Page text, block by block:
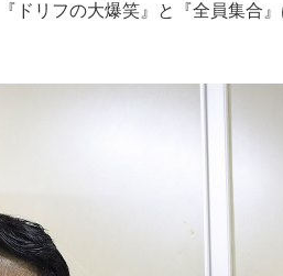
リフの大爆笑』と『全員集合』